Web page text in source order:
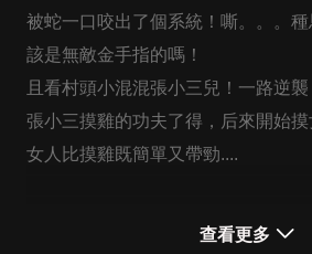
被蛇一口咬出了個系統！嘶。。。
該是無敵金手指的嗎！
且看村頭小混混張小三兒！一路逆襲
張小三摸雞的功夫了得，后來開始
女人比摸雞既簡單又帶勁....
查看更多